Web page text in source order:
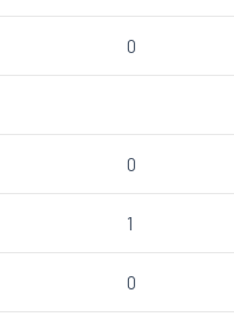
0
0
1
0